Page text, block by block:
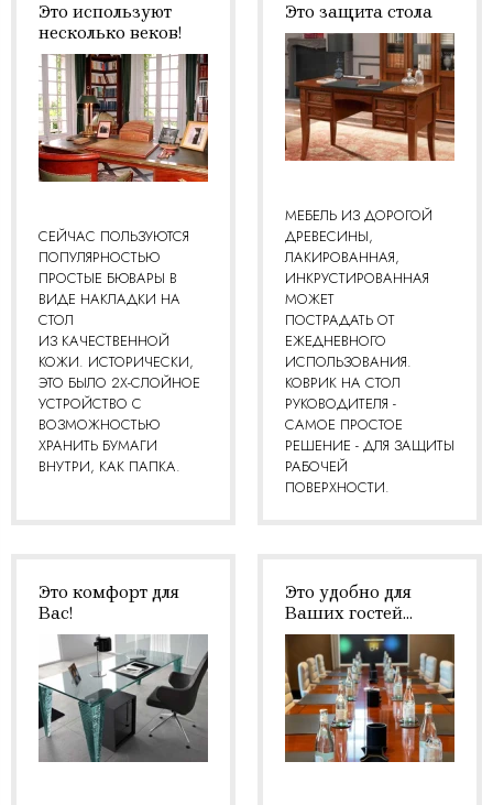
Это используют
несколько веков!
СЕЙЧАС ПОЛЬЗУЮТСЯ
ПОПУЛЯРНОСТЬЮ
ПРОСТЫЕ БЮВАРЫ В
ВИДЕ НАКЛАДКИ НА
СТОЛ
ИЗ КАЧЕСТВЕННОЙ
КОЖИ. ИСТОРИЧЕСКИ,
ЭТО БЫЛО 2Х-СЛОЙНОЕ
УСТРОЙСТВО С
ВОЗМОЖНОСТЬЮ
ХРАНИТЬ БУМАГИ
ВНУТРИ, КАК ПАПКА.
Это защита стола
МЕБЕЛЬ ИЗ ДОРОГОЙ
ДРЕВЕСИНЫ,
ЛАКИРОВАННАЯ,
ИНКРУСТИРОВАННАЯ
МОЖЕТ
ПОСТРАДАТЬ ОТ
ЕЖЕДНЕВНОГО
ИСПОЛЬЗОВАНИЯ.
КОВРИК НА СТОЛ
РУКОВОДИТЕЛЯ -
САМОЕ ПРОСТОЕ
РЕШЕНИЕ - ДЛЯ ЗАЩИТЫ
РАБОЧЕЙ
ПОВЕРХНОСТИ.
Это комфорт для
Вас!
Это удобно для
Ваших гостей...